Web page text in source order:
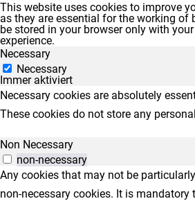
This website uses cookies to improve
as they are essential for the working
be stored in your browser only with
experience.
Necessary
Necessary
Immer aktiviert
Necessary cookies are absolutely
These cookies do not store any
Non Necessary
non-necessary
Any cookies that may not be
non-necessary cookies. It is